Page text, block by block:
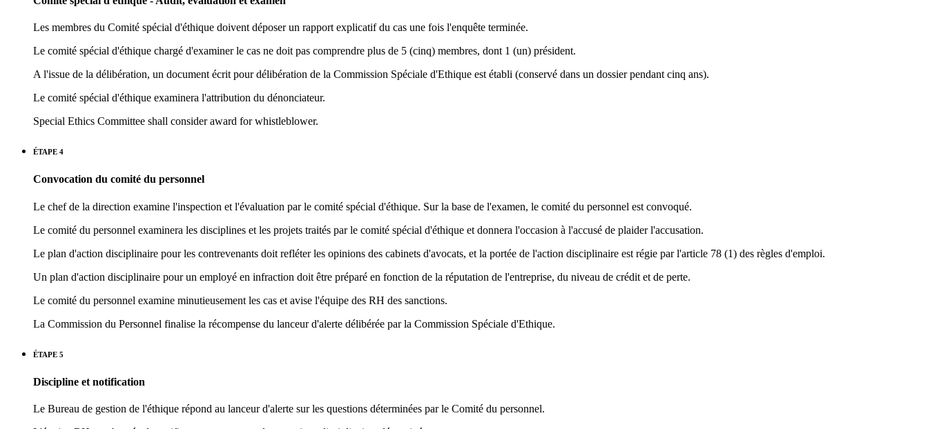
Les membres du Comité spécial d'éthique doivent déposer un rapport explicatif du cas une fois l'enquête terminée.
Le comité spécial d'éthique chargé d'examiner le cas ne doit pas comprendre plus de 5 (cinq) membres, dont 1 (un) président.
A l'issue de la délibération, un document écrit pour délibération de la Commission Spéciale d'Ethique est établi (conservé dans un dossier pendant cinq ans).
Le comité spécial d'éthique examinera l'attribution du dénonciateur.
Special Ethics Committee shall consider award for whistleblower.
ÉTAPE 4
Convocation du comité du personnel
Le chef de la direction examine l'inspection et l'évaluation par le comité spécial d'éthique. Sur la base de l'examen, le comité du personnel est convoqué.
Le comité du personnel examinera les disciplines et les projets traités par le comité spécial d'éthique et donnera l'occasion à l'accusé de plaider l'accusation.
Le plan d'action disciplinaire pour les contrevenants doit refléter les opinions des cabinets d'avocats, et la portée de l'action disciplinaire est régie par l'article 78 (1) des règles d'emploi.
Un plan d'action disciplinaire pour un employé en infraction doit être préparé en fonction de la réputation de l'entreprise, du niveau de crédit et de perte.
Le comité du personnel examine minutieusement les cas et avise l'équipe des RH des sanctions.
La Commission du Personnel finalise la récompense du lanceur d'alerte délibérée par la Commission Spéciale d'Ethique.
ÉTAPE 5
Discipline et notification
Le Bureau de gestion de l'éthique répond au lanceur d'alerte sur les questions déterminées par le Comité du personnel.